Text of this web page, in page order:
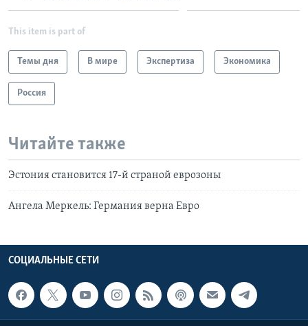
This item is part of
Темы дня В мире Экспертиза Экономика
Россия
Читайте также
Эстония становится 17-й страной еврозоны
Ангела Меркель: Германия верна Евро
СОЦИАЛЬНЫЕ СЕТИ